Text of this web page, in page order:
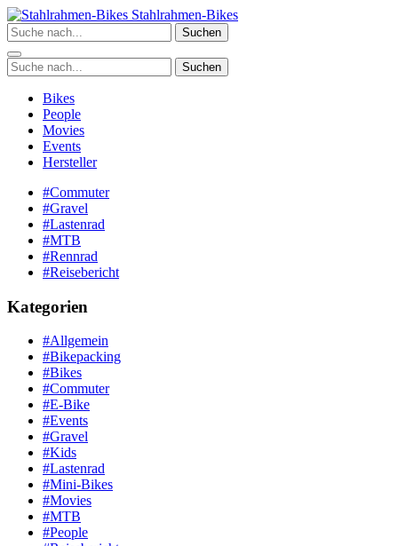
Zum
Inhalt
springen
Stahlrahmen-Bikes
Suchen
Suchen
Bikes
People
Movies
Events
Hersteller
#Commuter
#Gravel
#Lastenrad
#MTB
#Rennrad
#Reisebericht
Kategorien
#Allgemein
#Bikepacking
#Bikes
#Commuter
#E-Bike
#Events
#Gravel
#Kids
#Lastenrad
#Mini-Bikes
#Movies
#MTB
#People